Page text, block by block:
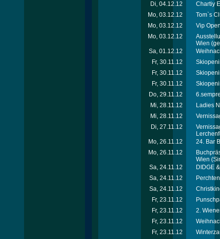
Di, 04.12.12
Chartiy
Mo, 03.12.12
Tom`s
Mo, 03.12.12
Vip
Mo, 03.12.12
Wien
Sa, 01.12.12
Fr, 30.11.12
Fr, 30.11.12
Fr, 30.11.12
Do, 29.11.12
Mi, 28.11.12
Ladies
Mi, 28.11.12
Di, 27.11.12
Mo, 26.11.12
24. Bar
Mo, 26.11.12
Wien
Sa, 24.11.12
DIDGE
Sa, 24.11.12
Sa, 24.11.12
Fr, 23.11.12
Fr, 23.11.12
2.
Fr, 23.11.12
Fr, 23.11.12